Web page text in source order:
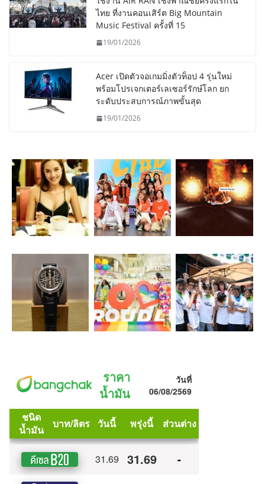
ไทย ที่งานคอนเสิร์ต Big Mountain
Music Festival ครั้งที่ 15
19/01/2026
Acer เปิดตัวจอเกมมิ่งตัวท็อป 4 รุ่นใหม่
พร้อมโปรเจกเตอร์เลเซอร์รักษ์โลก ยก
ระดับประสบการณ์ภาพขั้นสุด
19/01/2026